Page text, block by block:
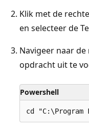
Klik met de
en selecteer de
Navigeer naar
opdracht uit te
Powershell